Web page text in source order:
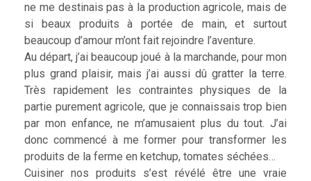
ne me destinais pas à la production agricole, mais de
si beaux produits à portée de main, et surtout
beaucoup d’amour m’ont fait rejoindre l’aventure.
Au départ, j’ai beaucoup joué à la marchande, pour mon
plus grand plaisir, mais j’ai aussi dû gratter la terre.
Très rapidement les contraintes physiques de la
partie purement agricole, que je connaissais trop bien
par mon enfance, ne m’amusaient plus du tout. J’ai
donc commencé à me former pour transformer les
produits de la ferme en ketchup, tomates séchées…
Cuisiner nos produits s’est révélé être une vraie